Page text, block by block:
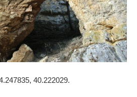
40.222029.